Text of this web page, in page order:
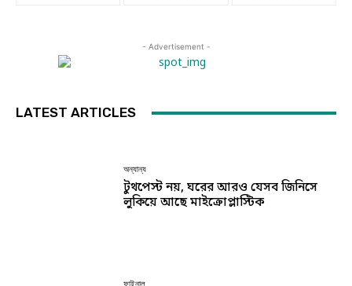
- Advertisement -
LATEST ARTICLES
অন্যান্য
টুথপেস্ট নয়, ঘরের আরও যেসব জিনিসে
লুকিয়ে আছে মাইক্রোপ্লাস্টিক